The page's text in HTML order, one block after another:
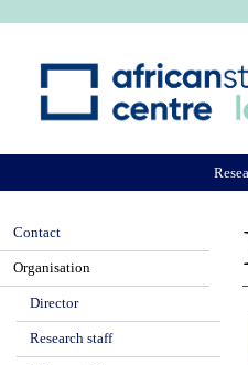
Contact
Organisation
Director
Research staff